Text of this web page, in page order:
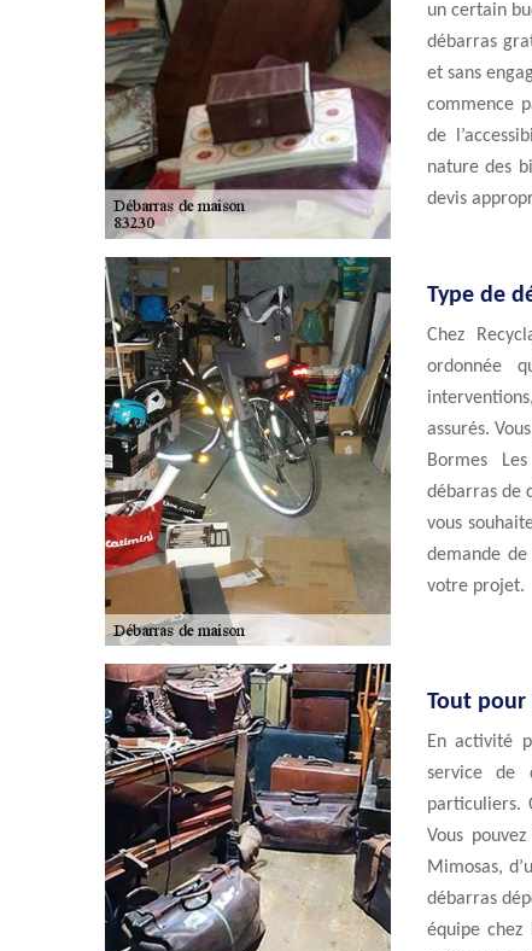
un certain
débarras
et sans
commence
de
nature des
devis
Type de
Chez
ordonnée
assurés.
Bormes
débarras de
vous
demande
votre projet.
Tout pour
En activité
service de
particuliers.
Vous
Mimosas,
débarras
équipe chez